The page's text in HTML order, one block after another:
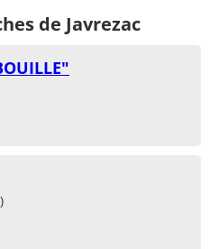
de Javrezac